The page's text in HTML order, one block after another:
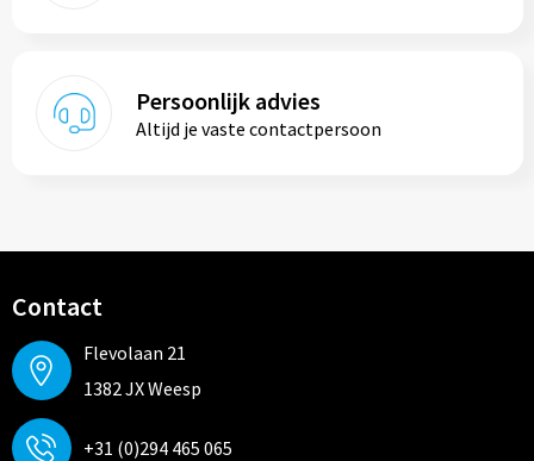
Persoonlijk advies
Altijd je vaste contactpersoon
Contact
Flevolaan 21
1382 JX Weesp
+31 (0)294 465 065